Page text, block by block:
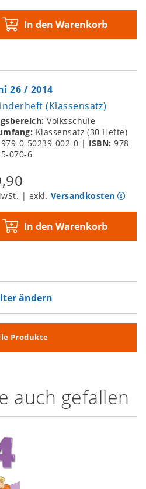
In den Warenkorb
26 / 2014
(Klassensatz)
Volksschule
Klassensatz (30 Hefte)
979-0-50239-002-0 | ISBN:978-
070-6
| exkl. Versandkosten
In den Warenkorb
ändern
Produkte
auch gefallen